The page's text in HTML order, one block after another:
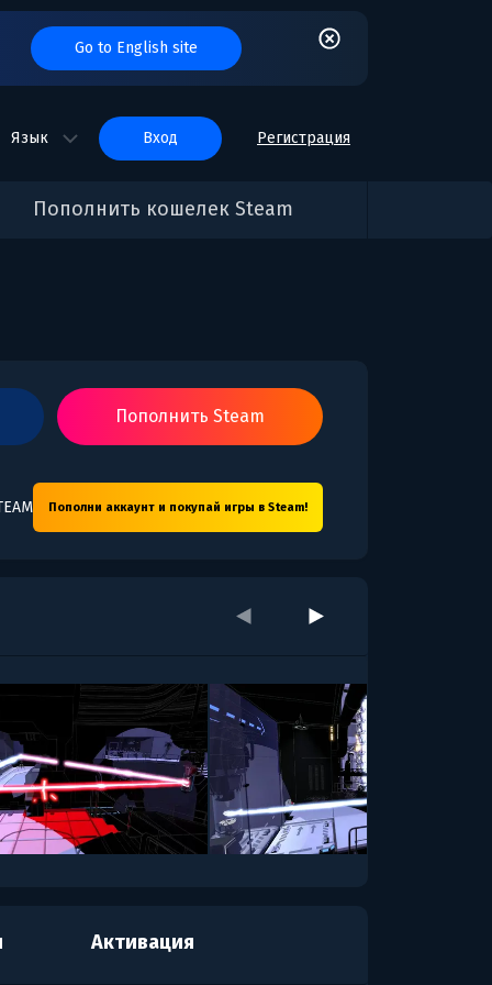
Go to English site
Язык вход Регистрация
Пополнить кошелек Steam
Пополнить Steam
Пополни аккаунт и покупай игры в Steam!
Активация